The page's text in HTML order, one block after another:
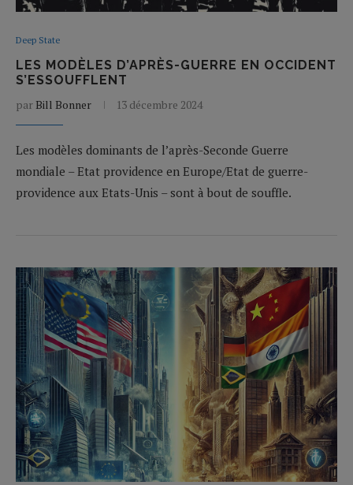
Deep State
LES MODÈLES D’APRÈS-GUERRE EN OCCIDENT
S’ESSOUFFLENT
par Bill Bonner 13 décembre 2024
Les modèles dominants de l’après-Seconde Guerre
mondiale – Etat providence en Europe/Etat de guerre-
providence aux Etats-Unis – sont à bout de souffle.